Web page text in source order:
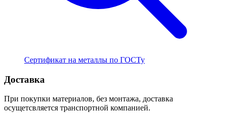
Сертификат на металлы по ГОСТу
Доставка
При покупки материалов, без монтажа, доставка
осущетсвляется транспортной компанией.